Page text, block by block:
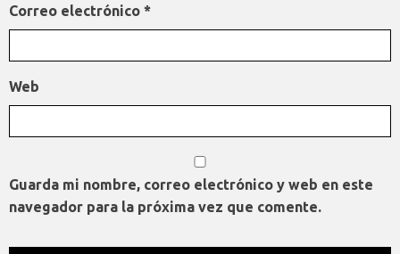
Correo electrónico *
Web
Guarda mi nombre, correo electrónico y web en este
navegador para la próxima vez que comente.